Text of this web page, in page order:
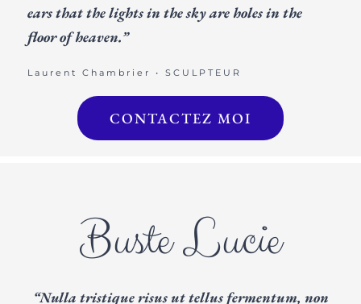
ears that the lights in the sky are holes in the
floor of heaven.”
Laurent Chambrier • SCULPTEUR
CONTACTEZ MOI
Buste Lucie
“Nulla tristique risus ut tellus fermentum, non